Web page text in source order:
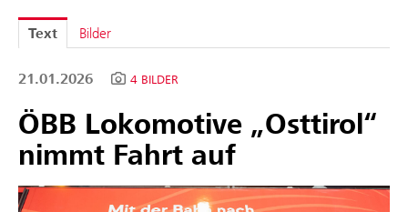
Text Bilder
21.01.2026 4 BILDER
ÖBB Lokomotive „Osttirol“
nimmt Fahrt auf